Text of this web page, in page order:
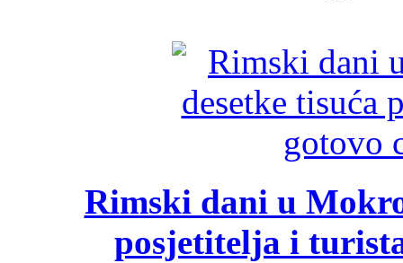
Rimski dani u
posjetitelja i